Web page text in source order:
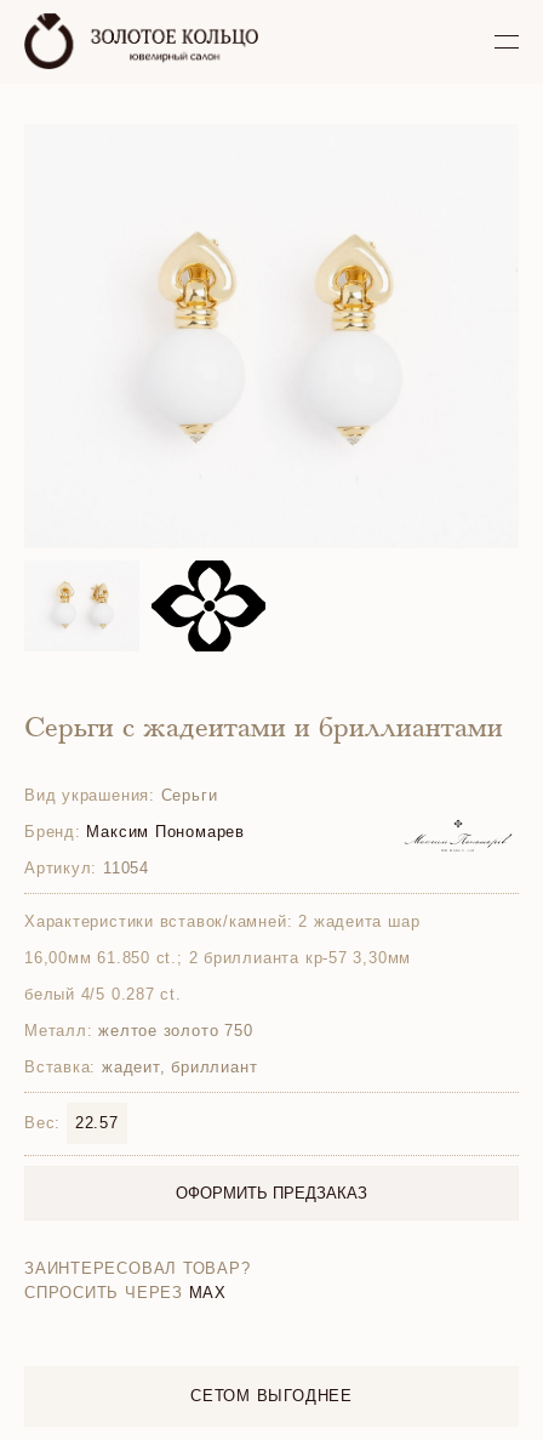
Серьги с жадеитами и бриллиантами
Вид украшения: Серьги
Бренд: Максим Пономарев
Артикул: 11054
Характеристики вставок/камней: 2 жадеита шар
16,00мм 61.850 ct.; 2 бриллианта кр-57 3,30мм
белый 4/5 0.287 ct.
Металл: желтое золото 750
Вставка: жадеит, бриллиант
Вес: 22.57
ОФОРМИТЬ ПРЕДЗАКАЗ
ЗАИНТЕРЕСОВАЛ ТОВАР?
СПРОСИТЬ ЧЕРЕЗ MAX
СЕТОМ ВЫГОДНЕЕ